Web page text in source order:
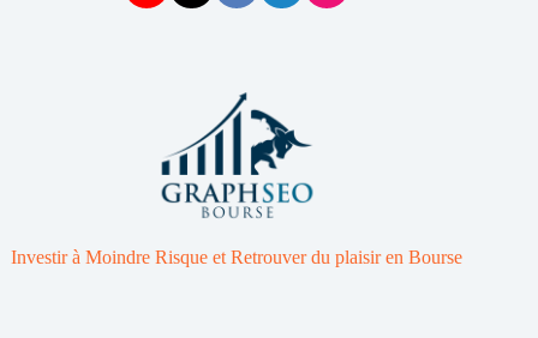
Investir à Moindre Risque et Retrouver du plaisir en Bourse